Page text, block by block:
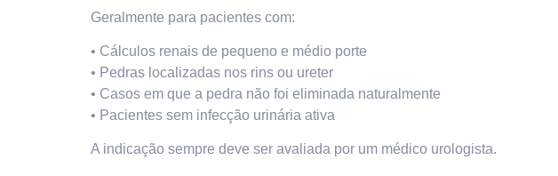
Geralmente para pacientes com:
• Cálculos renais de pequeno e médio porte
• Pedras localizadas nos rins ou ureter
• Casos em que a pedra não foi eliminada naturalmente
• Pacientes sem infecção urinária ativa
A indicação sempre deve ser avaliada por um médico urologista.